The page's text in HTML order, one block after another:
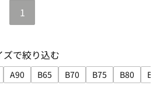
1
ズで絞り込む
A75込み: A80
ズで絞り込み: A85
A90
サイズで絞り込み: A90
B65
サイズで絞り込み: B65
B70
サイズで絞り込み:
B75
サイズで絞り
B80
サイ